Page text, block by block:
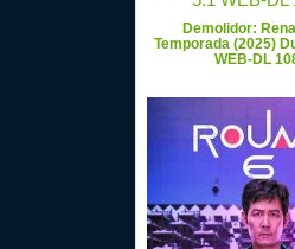
Demolidor:
Temporada (2025)
WEB-DL